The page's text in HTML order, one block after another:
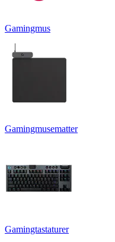
Gamingmus
Gamingmusematter
Gamingtastaturer